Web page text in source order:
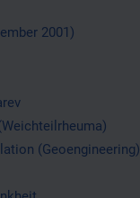
2001)
(Geoengineering)